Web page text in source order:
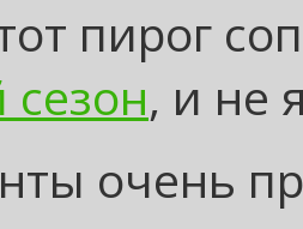
пирог
, и не
очень